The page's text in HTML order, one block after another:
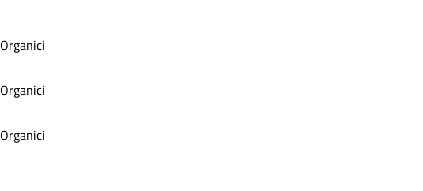
Organici
Organici
Organici